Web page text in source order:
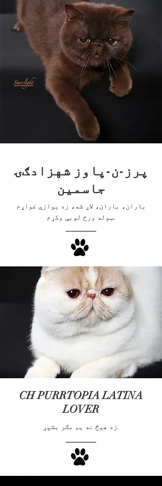
پرز-ن-پاوز شهزادګۍ
جاسمین
باران، باران، لاړ شه، زه یوازې غواړم
ټوله ورځ لوبې وکړم.
CH PURRTOPIA LATINA
LOVER
زه هیڅ نه یم مګر بشپړ.